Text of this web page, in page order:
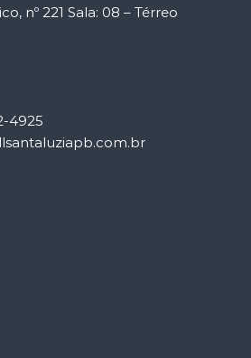
nº 221 Sala: 08 – Térreo
4925